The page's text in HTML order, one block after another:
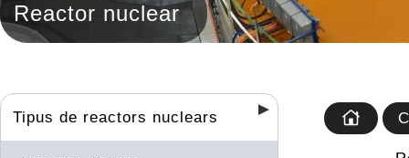
Reactor nuclear
Tipus de reactors nuclears